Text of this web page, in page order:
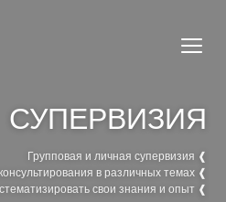
СУПЕРВИЗИЯ
Групповая и личная супервизия ❰
в различных темах ❰
свои знания и опыт ❰